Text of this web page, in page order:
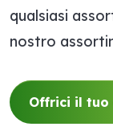
qualsiasi
nostro
Offrici il tuo